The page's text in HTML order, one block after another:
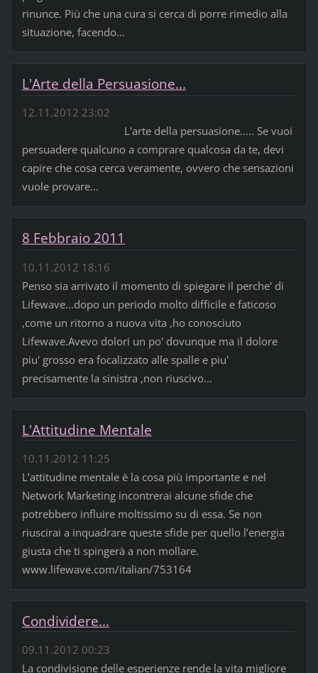
rinunce. Più che una cura si cerca di porre rimedio alla
situazione, facendo...
L'Arte della Persuasione...
12.11.2012 23:02
L'arte della persuasione..... Se vuoi
persuadere qualcuno a comprare qualcosa da te, devi
capire che cosa cerca veramente, ovvero che sensazioni
vuole provare...
8 Febbraio 2011
10.11.2012 18:16
Penso sia arrivato il momento di spiegare il perche' di
Lifewave...dopo un periodo molto difficile e faticoso
,come un ritorno a nuova vita ,ho conosciuto
Lifewave.Avevo dolori un po' dovunque ma il dolore
piu' grosso era focalizzato alle spalle e piu'
precisamente la sinistra ,non riuscivo...
L'Attitudine Mentale
10.11.2012 11:25
L’attitudine mentale è la cosa più importante e nel
Network Marketing incontrerai alcune sfide che
potrebbero influire moltissimo su di essa. Se non
riuscirai a inquadrare queste sfide per quello l’energia
giusta che ti spingerà a non mollare.
www.lifewave.com/italian/753164
Condividere...
09.11.2012 00:23
La condivisione delle esperienze rende la vita migliore